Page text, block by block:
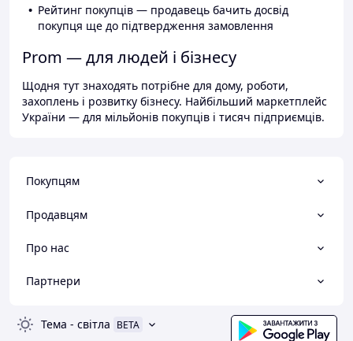
Рейтинг покупців — продавець бачить досвід
покупця ще до підтвердження замовлення
Prom — для людей і бізнесу
Щодня тут знаходять потрібне для дому, роботи,
захоплень і розвитку бізнесу. Найбільший маркетплейс
України — для мільйонів покупців і тисяч підприємців.
Покупцям
Продавцям
Про нас
Партнери
Тема - світла BETA